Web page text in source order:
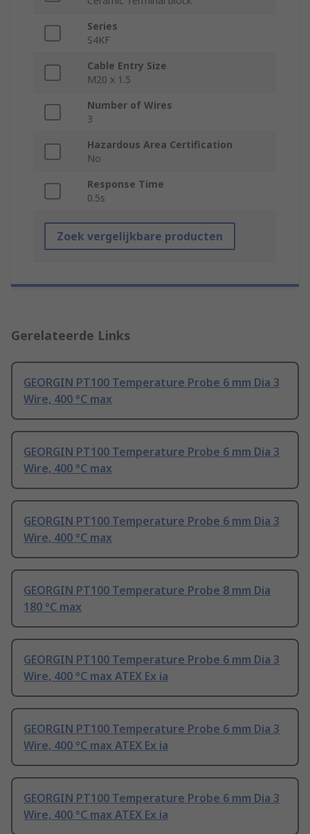
Series
S4KF
Cable Entry Size
M20 x 1.5
Number of Wires
3
Hazardous Area Certification
No
Response Time
0.5s
Zoek vergelijkbare producten
Gerelateerde Links
GEORGIN PT100 Temperature Probe 6 mm Dia 3
Wire, 400 °C max
GEORGIN PT100 Temperature Probe 6 mm Dia 3
Wire, 400 °C max
GEORGIN PT100 Temperature Probe 6 mm Dia 3
Wire, 400 °C max
GEORGIN PT100 Temperature Probe 8 mm Dia
180 °C max
GEORGIN PT100 Temperature Probe 6 mm Dia 3
Wire, 400 °C max ATEX Ex ia
GEORGIN PT100 Temperature Probe 6 mm Dia 3
Wire, 400 °C max ATEX Ex ia
GEORGIN PT100 Temperature Probe 6 mm Dia 3
Wire, 400 °C max ATEX Ex ia